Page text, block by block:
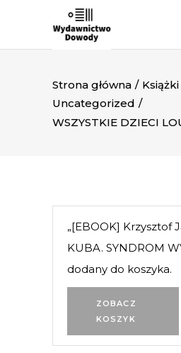
Strona główna / Książki
Uncategorized /
WSZYSTKIE DZIECI
ZOBACZ
KOSZYK
„[EBOOK] Krzysztof
KUBA. SYNDROM
dodany do koszyka.